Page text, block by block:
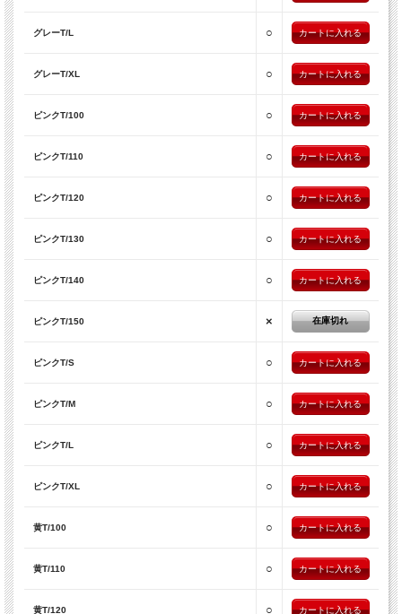
グレーT/L ○
グレーT/XL ○
ピンクT/100 ○
ピンクT/110 ○
ピンクT/120 ○
ピンクT/130 ○
ピンクT/140 ○
ピンクT/150 × 在庫切れ
ピンクT/S ○
ピンクT/M ○
ピンクT/L ○
ピンクT/XL ○
黄T/100 ○
黄T/110 ○
黄T/120 ○